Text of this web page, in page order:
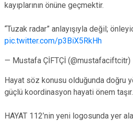
kayıplarının önüne geçmektir.
“Tuzak radar” anlayışıyla değil;
pic.twitter.com/p3BiX5RkHh
— Mustafa ÇİFTÇİ (@mustafaciftcitr)
Hayat söz konusu olduğunda doğru
güçlü koordinasyon hayati önem taşır.
HAYAT 112’nin yeni logosunda yer